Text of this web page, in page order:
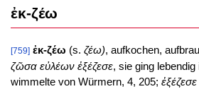
ἐκ-ζέω
[759] ἐκ-ζέω (s. ζέω), aufkochen,
ζῶσα εὐλέων ἐξέζεσε, sie ging lebendig
wimmelte von Würmern, 4, 205;